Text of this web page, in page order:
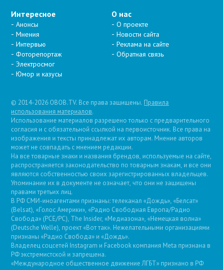
Интересное
Анонсы
Мнения
Интервью
Фоторепортаж
Электросмог
Юмор и казусы
О нас
О проекте
Новости сайта
Реклама на сайте
Обратная связь
© 2014-2026 OBOB.TV. Все права защищены. Правила
использования материалов.
Использование материалов разрешено только с предварительного
согласия и с обязательной ссылкой на первоисточник. Все права на
изображения и тексты принадлежат их авторам. Мнение авторов
может не совпадать с мнением редакции.
На все товарные знаки и названия брендов, используемые на сайте,
распространяется законодательство по товарным знакам, и все они
являются собственностью своих зарегистрированных владельцев.
Упоминание их в документе не означает, что они не защищены
правами третьих лиц.
В РФ СМИ-иноагентами признаны: телеканал «Дождь», «Белсат»
(Belsat), «Голос Америки», «Радио Свободная Европа/Радио
Свобода» (PCE/PC), The Insider, «Медиазона», «Немецкая волна»
(Deutsche Welle), проект «Вот так». Нежелательными организациями
признаны «Радио Свобода» и «Дождь».
Владелец соцсетей Instagram и Facebook компания Metа признана в
РФ экстремистской и запрещена.
«Международное общественное движение ЛГБТ» признано в РФ